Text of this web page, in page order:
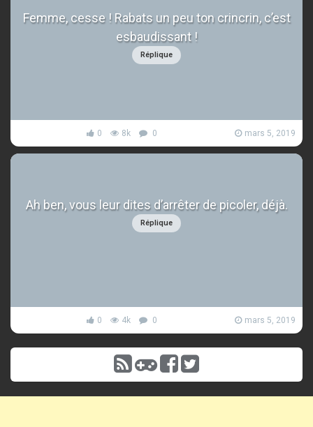
Femme, cesse ! Rabats un peu ton crincrin, c’est
esbaudissant !
Réplique
0 8k 0 mars 5, 2019
Ah ben, vous leur dites d’arrêter de picoler, déjà.
Réplique
0 4k 0 mars 5, 2019